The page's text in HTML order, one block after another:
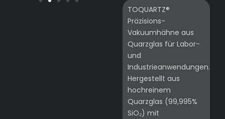
TOQUARTZ®
Präzisions-
Vakuumhähne aus
Quarzglas für Labor-
und
Industrieanwendungen.
Hergestellt aus
hochreinem
Quarzglas (99,995%
SiO₂) mit